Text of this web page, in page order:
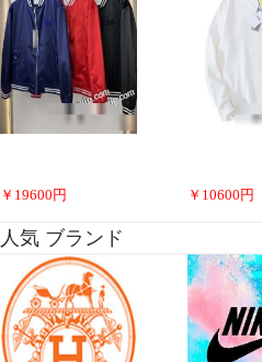
￥ 19600 円 ￥ 10600 円
人気 ブランド